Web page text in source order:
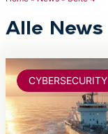
Alle News
CYBERSECURITY